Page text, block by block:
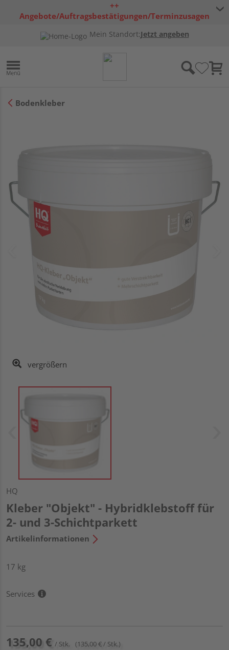
++
Angebote/Auftragsbestätigungen/Terminzusagen
Mein Standort:Jetzt angeben
Bodenkleber
vergrößern
HQ
Kleber "Objekt" - Hybridklebstoff für
2- und 3-Schichtparkett
Artikelinformationen
17 kg
Services
135,00 € / Stk. (135,00 € / Stk.)